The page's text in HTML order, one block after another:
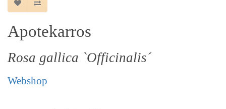
Apotekarros
Rosa gallica `Officinalis´
Webshop